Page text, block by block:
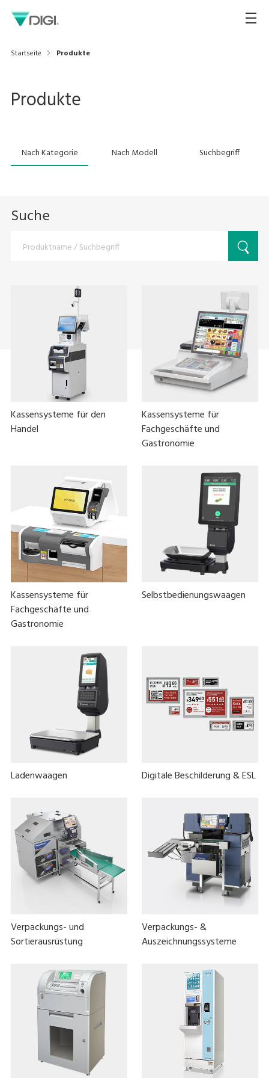
Startseite Produkte
Produkte
Nach Kategorie Nach Modell Suchbegriff
Suche
Kassensysteme für den
Handel
Kassensysteme für
Fachgeschäfte und
Gastronomie
Kassensysteme für
Fachgeschäfte und
Gastronomie
Selbstbedienungswaagen
Ladenwaagen Digitale Beschilderung & ESL
Verpackungs- und
Sortierausrüstung
Verpackungs- &
Auszeichnungssysteme